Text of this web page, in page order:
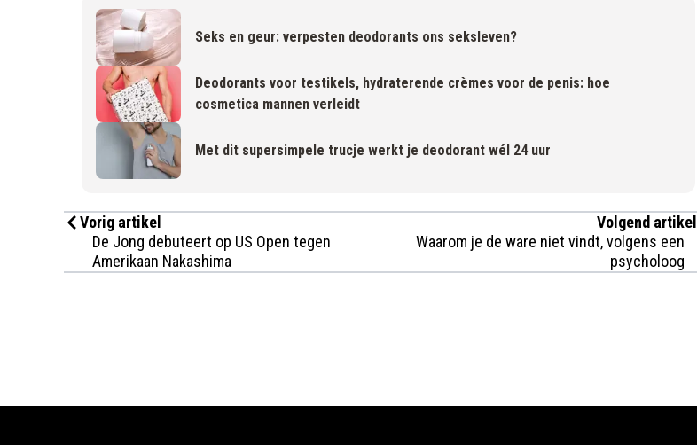
Seks en geur: verpesten deodorants ons seksleven?
Deodorants voor testikels, hydraterende crèmes voor de penis: hoe
cosmetica mannen verleidt
Met dit supersimpele trucje werkt je deodorant wél 24 uur
Vorig artikel
De Jong debuteert op US Open tegen
Amerikaan Nakashima
Volgend artikel
Waarom je de ware niet vindt, volgens een
psycholoog